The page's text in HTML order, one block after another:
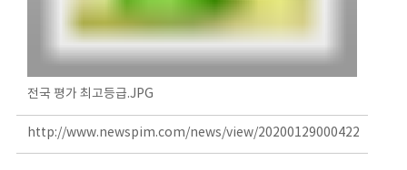
전국 평가 최고등급.JPG
http://www.newspim.com/news/view/20200129000422